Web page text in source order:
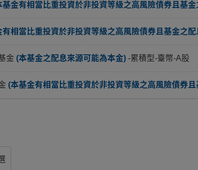
基金有相當比重投資於非投資等級之高風險債券且基
有相當比重投資於非投資等級之高風險債券且基金之
金 (本基金之配息來源可能為本金) -累積型-臺幣-A股
(本基金有相當比重投資於非投資等級之高風險債券